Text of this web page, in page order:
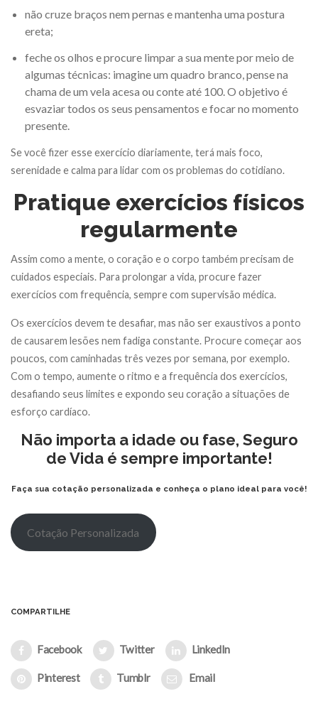
não cruze braços nem pernas e mantenha uma postura
ereta;
feche os olhos e procure limpar a sua mente por meio de
algumas técnicas: imagine um quadro branco, pense na
chama de um vela acesa ou conte até 100. O objetivo é
esvaziar todos os seus pensamentos e focar no momento
presente.
Se você fizer esse exercício diariamente, terá mais foco,
serenidade e calma para lidar com os problemas do cotidiano.
Pratique exercícios físicos
regularmente
Assim como a mente, o coração e o corpo também precisam de
cuidados especiais. Para prolongar a vida, procure fazer
exercícios com frequência, sempre com supervisão médica.
Os exercícios devem te desafiar, mas não ser exaustivos a ponto
de causarem lesões nem fadiga constante. Procure começar aos
poucos, com caminhadas três vezes por semana, por exemplo.
Com o tempo, aumente o ritmo e a frequência dos exercícios,
desafiando seus limites e expondo seu coração a situações de
esforço cardíaco.
Não importa a idade ou fase, Seguro
de Vida é sempre importante!
Faça sua cotação personalizada e conheça o plano ideal para você!
Cotação Personalizada
COMPARTILHE
Facebook Twitter LinkedIn
Pinterest Tumblr Email